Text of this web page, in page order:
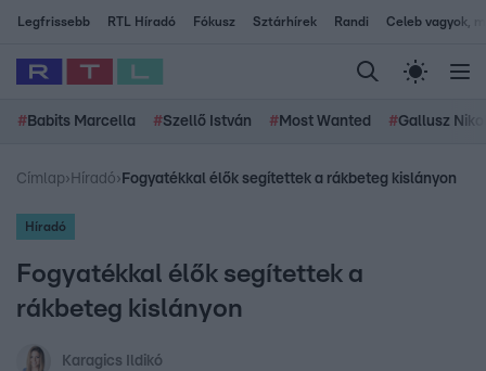
Legfrissebb RTL Híradó Fókusz Sztárhírek Randi Celeb vagyok,
# Babits Marcella #Szellő István # Most Wanted #Gallusz
Címlap› Híradó› Fogyatékkal élők segítettek a rákbeteg kislányon
Híradó
Fogyatékkal élők segítettek a
rákbeteg kislányon
Karagics Ildikó